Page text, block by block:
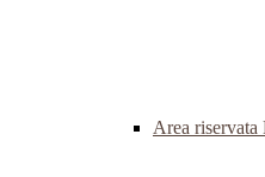
Area riservata